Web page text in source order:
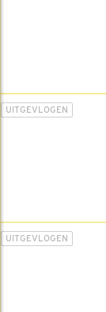
UITGEVLOGEN
UITGEVLOGEN